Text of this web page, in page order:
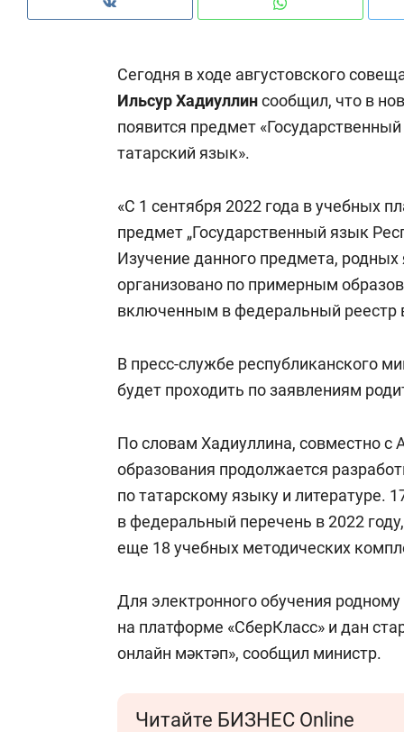
Сегодня в ходе августовского
Ильсур Хадиуллинсообщил, что в
появится предмет
татарский язык».
«С 1 сентября 2022 года в учебных
предмет „Государственный язык
Изучение данного предмета,
организовано по примерным
включенным в федеральный реестр
В пресс-службе республиканского
будет проходить по заявлениям
По словам Хадиуллина, совместно с
образования продолжается
по татарскому языку и литературе.
в федеральный перечень в 2022
еще 18 учебных методических
Для электронного обучения
на платформе «СберКласс» и дан
онлайн мәктәп», сообщил министр.
Читайте БИЗНЕС Online
Рекомендуем
Оставить шум за волной: как
строят тишину в казанском
ЖК «Заря»
Рекомендуем